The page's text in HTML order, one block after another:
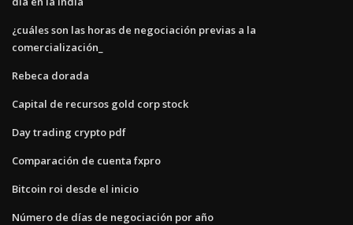
¿cuáles son las horas de negociación previas a la
comercialización_
Rebeca dorada
Capital de recursos gold corp stock
Day trading crypto pdf
Comparación de cuenta fxpro
Bitcoin roi desde el inicio
Número de días de negociación por año